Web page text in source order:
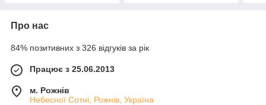
Про нас
84% позитивних з 326 відгуків за рік
Працює з 25.06.2013
м. Рожнів
Небесної Сотні, Рожнів, Україна